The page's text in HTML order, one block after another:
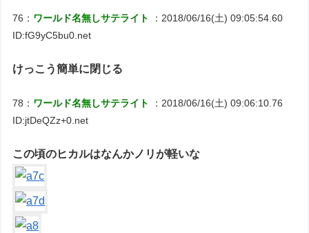
76： ワールド名無しサテライト
：2018/06/16(土) 09:05:54.60
ID:fG9yC5bu0.net
けっこう簡単に閉じる
78： ワールド名無しサテライト
：2018/06/16(土) 09:06:10.76
ID:jtDeQZz+0.net
この頃のヒカルはなんかノリが軽いな